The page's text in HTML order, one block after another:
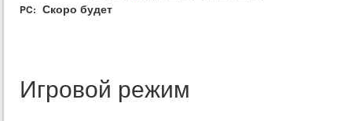
PC: Скоро будет
Игровой режим